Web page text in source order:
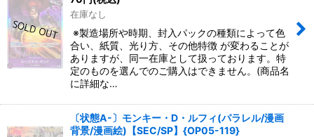
在庫なし
※製造場所や時期、封入パックの種類によって色
合い、紙質、光り方、その他特徴 が変わることが
ありますが、同一在庫として扱っております。特
定のものを選んでのご購入はできません。(商品名
に詳細な…
〔状態A-〕モンキー・D・ルフィ(パラレル/漫画
背景/漫画絵)【SEC/SP】{OP05-119}